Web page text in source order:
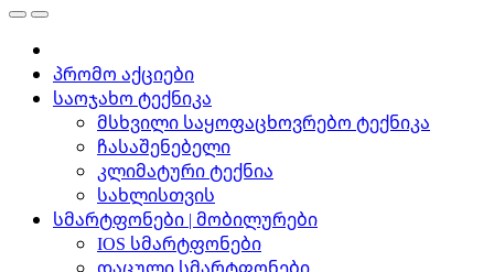
პრომო აქციები
საოჯახო ტექნიკა
მსხვილი საყოფაცხოვრებო ტექნიკა
ჩასაშენებელი
კლიმატური ტექნია
სახლისთვის
სმარტფონები | მობილურები
IOS სმარტფონები